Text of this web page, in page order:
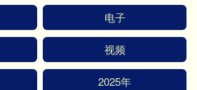
电子
视频
2025年